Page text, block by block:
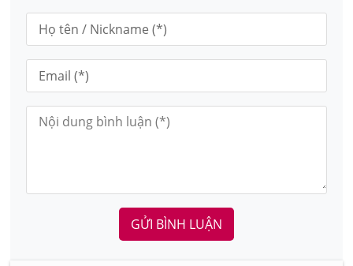
GỬI BÌNH LUẬN